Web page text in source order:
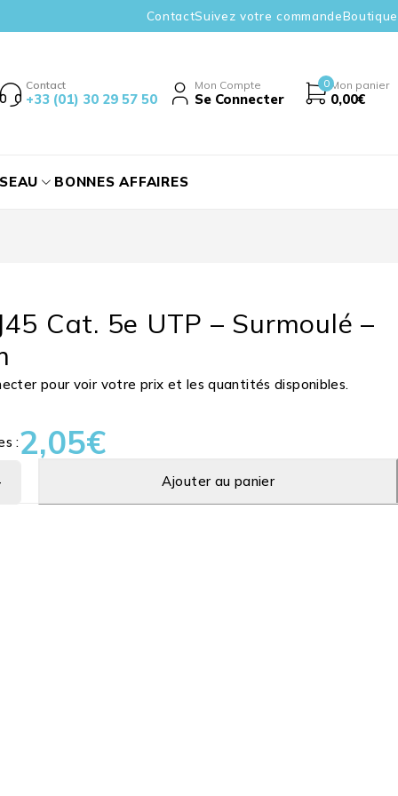
ContactSuivez votre commandeBoutique
Contact
+33 (01) 30 29 57 50
Mon Compte
Se Connecter
0 Mon panier
0,00€
BONNES AFFAIRES
Cat. 5e UTP – Surmoulé –
pour voir votre prix et les quantités disponibles.
:2,05€
Ajouter au panier